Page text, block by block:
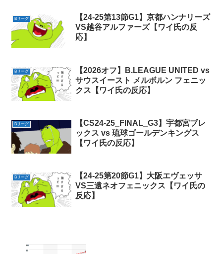
Bリーグ
【24-25第13節G1】京都ハンナリーズ
VS越谷アルファーズ【ワイ氏の反
応】
Bリーグ
【2026オフ】B.LEAGUE UNITED vs
サウスイースト メルボルン フェニッ
クス【ワイ氏の反応】
Bリーグ
【CS24-25_FINAL_G3】宇都宮ブレ
ックス vs 琉球ゴールデンキングス
【ワイ氏の反応】
Bリーグ
【24-25第20節G1】大阪エヴェッサ
VS三遠ネオフェニックス【ワイ氏の
反応】